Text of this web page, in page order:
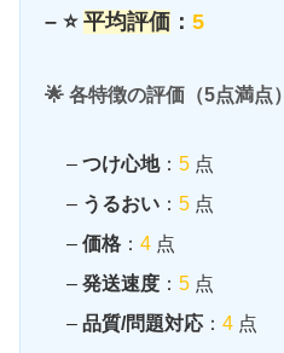
– ⭐ 平均評価 ： 5
🌟 各特徴の評価（5点満点）
–つけ心地：5 点
– うるおい ：5 点
–価格 ：4 点
–発送速度 ：5 点
–品質/問題対応 ：4 点